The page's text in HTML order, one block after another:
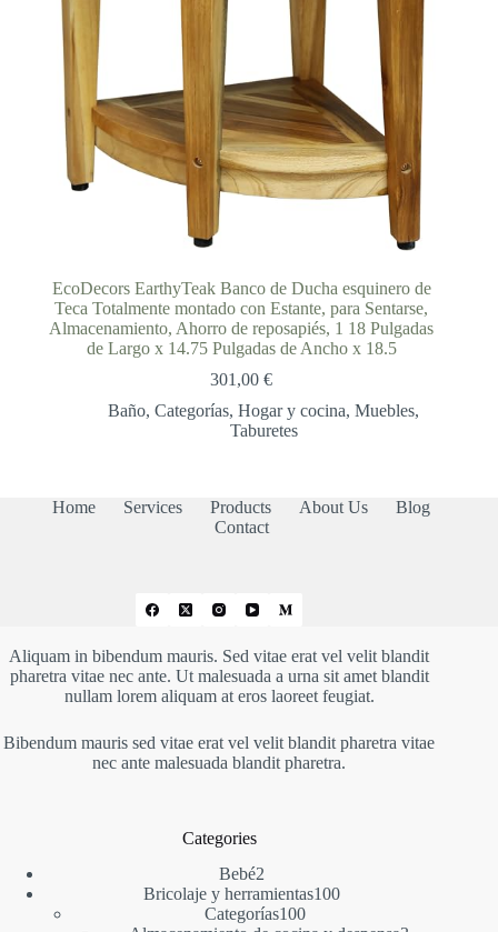
EcoDecors EarthyTeak Banco de Ducha esquinero de
Teca Totalmente montado con Estante, para Sentarse,
Almacenamiento, Ahorro de reposapiés, 1 18 Pulgadas
de Largo x 14.75 Pulgadas de Ancho x 18.5
301,00€
Baño,Categorías,Hogar y cocina,Muebles,
Taburetes
Home Services Products About Us
Blog
Contact
Aliquam in bibendum mauris. Sed vitae erat vel velit blandit
pharetra vitae nec ante. Ut malesuada a urna sit amet blandit
nullam lorem aliquam at eros laoreet feugiat.
Bibendum mauris sed vitae erat vel velit blandit pharetra vitae
nec ante malesuada blandit pharetra.
Categories
Bebé22
productos
Bricolaje y herramientas100100
Categorías100100